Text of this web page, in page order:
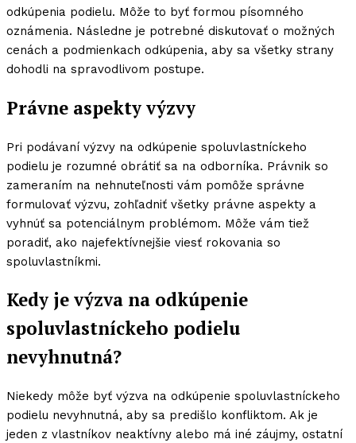
odkúpenia podielu. Môže to byť formou písomného
oznámenia. Následne je potrebné diskutovať o možných
cenách a podmienkach odkúpenia, aby sa všetky strany
dohodli na spravodlivom postupe.
Právne aspekty výzvy
Pri podávaní výzvy na odkúpenie spoluvlastníckeho
podielu je rozumné obrátiť sa na odborníka. Právnik so
zameraním na nehnuteľnosti vám pomôže správne
formulovať výzvu, zohľadniť všetky právne aspekty a
vyhnúť sa potenciálnym problémom. Môže vám tiež
poradiť, ako najefektívnejšie viesť rokovania so
spoluvlastníkmi.
Kedy je výzva na odkúpenie
spoluvlastníckeho podielu
nevyhnutná?
Niekedy môže byť výzva na odkúpenie spoluvlastníckeho
podielu nevyhnutná, aby sa predišlo konfliktom. Ak je
jeden z vlastníkov neaktívny alebo má iné záujmy, ostatní